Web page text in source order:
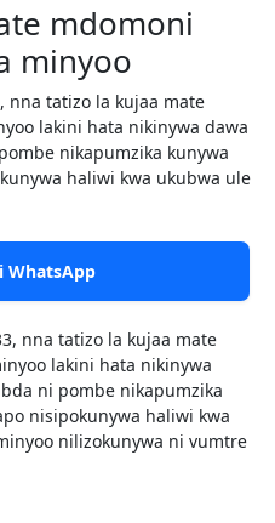
mdomoni
minyoo
nna tatizo la kujaa mate
lakini hata nikinywa dawa
nikapumzika kunywa
haliwi kwa ukubwa ule
WhatsApp
nna tatizo la kujaa mate
lakini hata nikinywa
ni pombe nikapumzika
nisipokunywa haliwi kwa
nilizokunywa ni vumtre